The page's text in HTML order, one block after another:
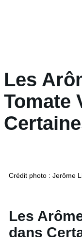
Les
Tomate
Crédit photo : Jerôme
Les
dans